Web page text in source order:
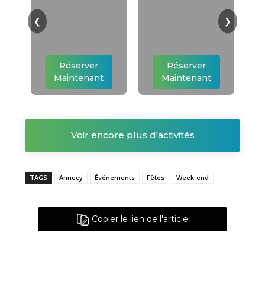
Réserver
Maintenant
Réserver
Maintenant
❮ ❯
Voir encore plus d'activités
TAGS Annecy Événements Fêtes Week-end
Copier le lien de l'article